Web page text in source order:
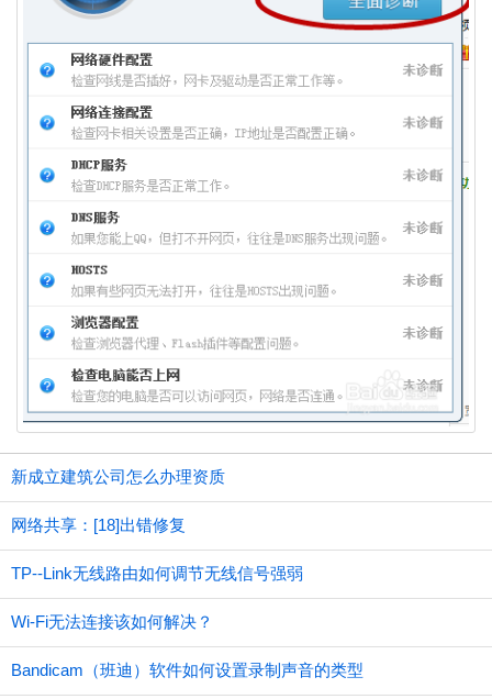
新成立建筑公司怎么办理资质
网络共享：[18]出错修复
TP--Link无线路由如何调节无线信号强弱
Wi-Fi无法连接该如何解决？
Bandicam（班迪）软件如何设置录制声音的类型